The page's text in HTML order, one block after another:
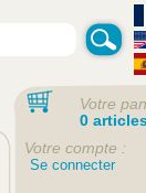
Votre
0
Votre compte :
Se connecter